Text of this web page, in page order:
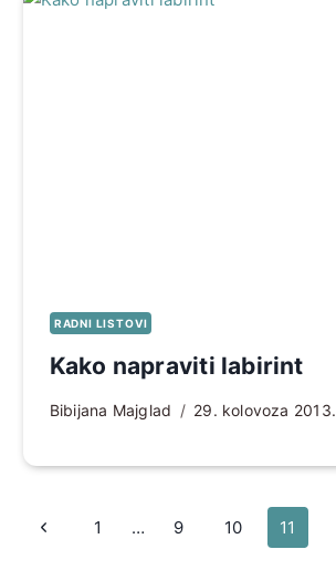
RADNI LISTOVI
Kako napraviti labirint
Bibijana Majglad 29. kolovoza 2013.
Page
Prethodna
1 … 9 10 11